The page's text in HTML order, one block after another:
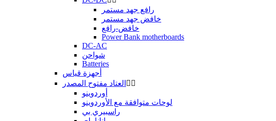
رافع جهد مستمر
خافض جهد مستمر
خافض-رافع
Power Bank motherboards
DC-AC
شواحن
Batteries
أجهزة قياس
العتاد مفتوح المصدر  
أوردوينو
لوحات متوافقة مع الأوردوينو
راسبيري بي